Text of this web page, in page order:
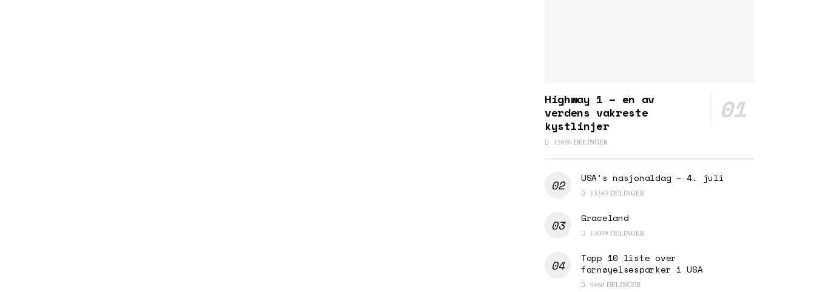
Highway 1 – en av
verdens vakreste
kystlinjer
15650 DELINGER
USA’s nasjonaldag – 4. juli
13383 DELINGER
Graceland
13049 DELINGER
Topp 10 liste over
fornøyelsesparker i USA
9460 DELINGER